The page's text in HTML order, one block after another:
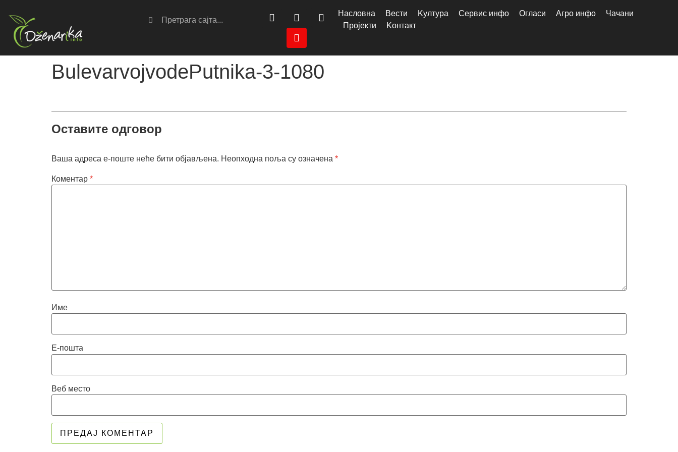
Насловна Вести Kултура Сервис инфо Огласи Агро инфо
Чачани
Пројекти
Kонтакт
BulevarvojvodePutnika-3-1080
Оставите одговор
Ваша адреса е-поште неће бити објављена. Неопходна поља су означена *
Коментар *
Име
Е-пошта
Веб место